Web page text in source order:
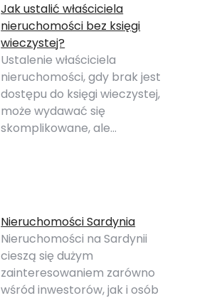
Jak ustalić właściciela
nieruchomości bez księgi
wieczystej?
Ustalenie właściciela
nieruchomości, gdy brak jest
dostępu do księgi wieczystej,
może wydawać się
skomplikowane, ale…
Nieruchomości Sardynia
Nieruchomości na Sardynii
cieszą się dużym
zainteresowaniem zarówno
wśród inwestorów, jak i osób